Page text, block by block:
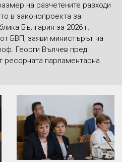
на разчетените разходи
в законопроекта за
България за 2026 г.
БВП, заяви министърът на
Георги Вълчев пред
ресорната парламентарна